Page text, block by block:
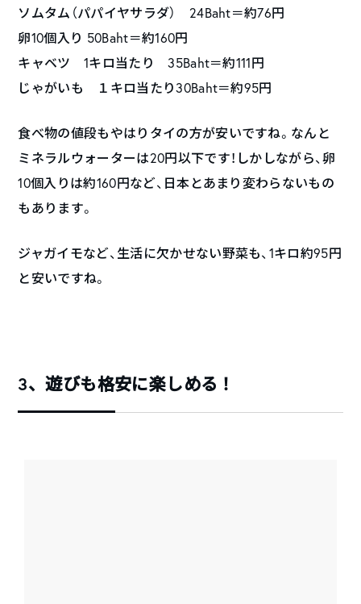
ソムタム（パパイヤサラダ） 24Baht＝約76円
卵10個入り 50Baht＝約160円
キャベツ 1キロ当たり 35Baht＝約111円
じゃがいも １キロ当たり30Baht＝約95円
食べ物の値段もやはりタイの方が安いですね。なんと
ミネラルウォーターは20円以下です！しかしながら、卵
10個入りは約160円など、日本とあまり変わらないもの
もあります。
ジャガイモなど、生活に欠かせない野菜も、1キロ約95円
と安いですね。
3、遊びも格安に楽しめる！